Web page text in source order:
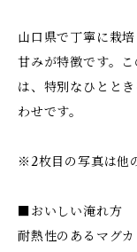
山口県で丁寧に栽
甘みが特徴です。
は、特別なひとと
わせです。
※2枚目の写真は他
■おいしい淹れ方
耐熱性のあるマグ